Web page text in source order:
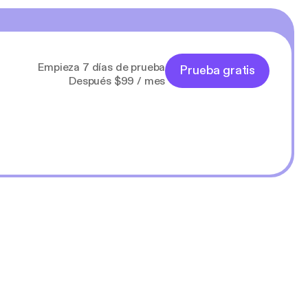
Empieza 7 días de prueba
Después $99 / mes
Prueba gratis